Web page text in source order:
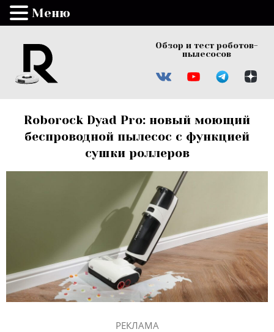
Обзор и тест роботов-
пылесосов
Roborock Dyad Pro: новый моющий
беспроводной пылесос с функцией
сушки роллеров
РЕКЛАМА
Меню